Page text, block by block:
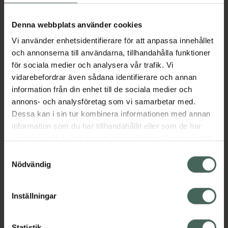
Denna webbplats använder cookies
Vi använder enhetsidentifierare för att anpassa innehållet
och annonserna till användarna, tillhandahålla funktioner
för sociala medier och analysera vår trafik. Vi
vidarebefordrar även sådana identifierare och annan
information från din enhet till de sociala medier och
annons- och analysföretag som vi samarbetar med.
Dessa kan i sin tur kombinera informationen med annan
information som du har tillhandahållit eller som de har
återkalla ditt samtycke via webbplatsens
cookieinställningar. Ett återkallat samtycke påverkar inte
lagligheten av behandling som skett innan återkallelsen.
Nödvändig
Inställningar
behandlingen kan förväntas efter 2-8
Du måste tala med läkare om symtomen
försämras eller inte förbättras inom 8
månader.
Jämförpris 4816,67 kr/ l
EAN:07046264941836
Kategorier:
Håravfall för män
Innehåll Visa